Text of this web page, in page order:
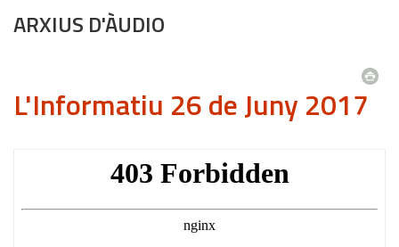
ARXIUS D'ÀUDIO
L'Informatiu 26 de Juny 2017